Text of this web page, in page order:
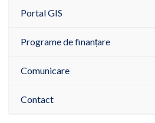
Portal GIS
Programe de finanțare
Comunicare
Contact